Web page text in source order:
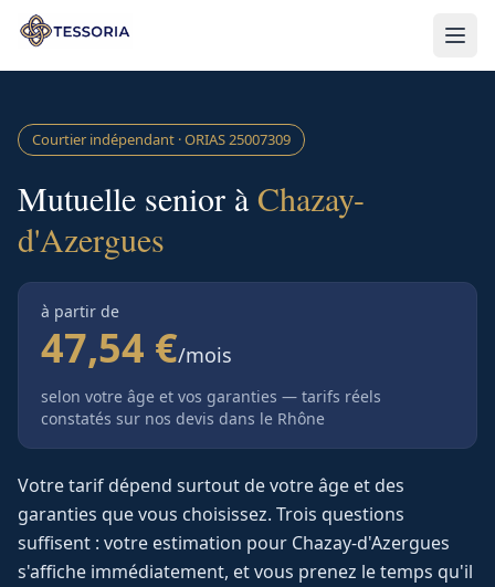
Aller au contenu principal
Courtier indépendant · ORIAS25007309
Mutuelle senior àChazay-
d'Azergues
à partir de
47,54 €/mois
selon votre âge et vos garanties — tarifs réels
constatés sur nos devis dans le Rhône
Votre tarif dépend surtout de votre âge et des
garanties que vous choisissez. Trois questions
suffisent : votre estimation pour Chazay-d'Azergues
s'affiche immédiatement, et vous prenez le temps qu'il